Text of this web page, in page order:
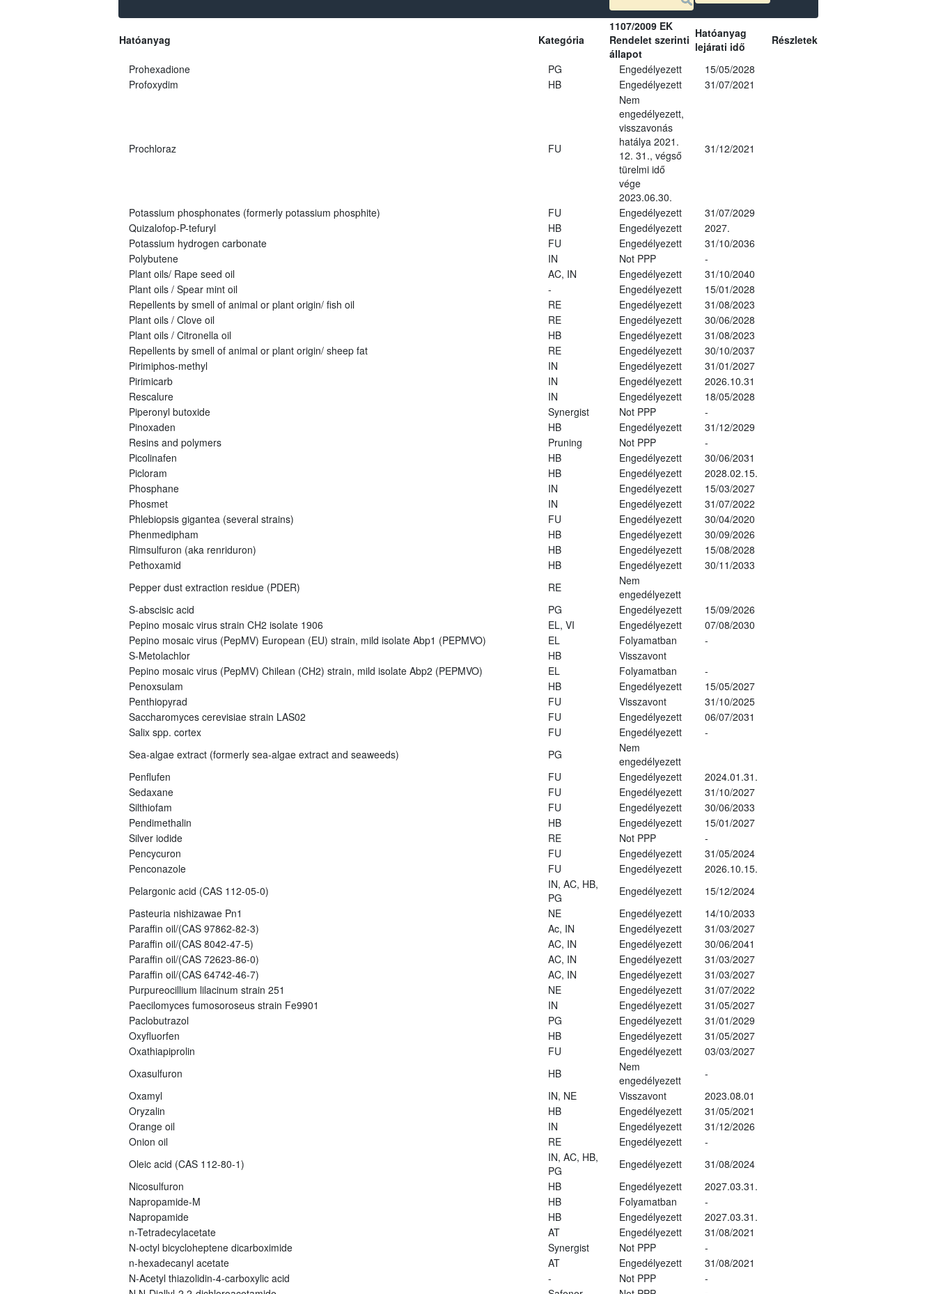
Hatóanyag Kategória
1107/2009 EK
Rendelet szerinti
állapot
Hatóanyag
lejárati idő
Részletek
Prohexadione PG Engedélyezett
15/05/2028
Profoxydim
HB Engedélyezett 31/07/2021
Prochloraz FU
Nem
engedélyezett,
visszavonás
hatálya 2021.
12. 31., végső
türelmi idő
vége
2023.06.30.
31/12/2021
Potassium phosphonates (formerly potassium phosphite) FU Engedélyezett
31/07/2029
Quizalofop-P-tefuryl
HB Engedélyezett
2027.
Potassium hydrogen carbonate
FU Engedélyezett
31/10/2036
Polybutene
IN Not PPP
-
Plant oils/ Rape seed oil
AC, IN Engedélyezett
31/10/2040
Plant oils / Spear mint oil
- Engedélyezett
15/01/2028
Repellents by smell of animal or plant origin/ fish oil
RE Engedélyezett
31/08/2023
Plant oils / Clove oil
RE Engedélyezett
30/06/2028
Plant oils / Citronella oil
HB Engedélyezett
31/08/2023
Repellents by smell of animal or plant origin/ sheep fat
RE Engedélyezett
30/10/2037
Pirimiphos-methyl
IN Engedélyezett
31/01/2027
Pirimicarb
IN Engedélyezett
2026.10.31
Rescalure
IN Engedélyezett
18/05/2028
Piperonyl butoxide
Synergist Not PPP
-
Pinoxaden
HB Engedélyezett
31/12/2029
Resins and polymers
Pruning Not PPP
-
Picolinafen
HB Engedélyezett
30/06/2031
Picloram
HB Engedélyezett
2028.02.15.
Phosphane
IN Engedélyezett
15/03/2027
Phosmet
IN Engedélyezett
31/07/2022
Phlebiopsis gigantea (several strains)
FU Engedélyezett
30/04/2020
Phenmedipham
HB Engedélyezett
30/09/2026
Rimsulfuron (aka renriduron)
HB Engedélyezett
15/08/2028
Pethoxamid
HB Engedélyezett
30/11/2033
Pepper dust extraction residue (PDER)
RE
Nem
engedélyezett
S-abscisic acid
PG Engedélyezett
15/09/2026
Pepino mosaic virus strain CH2 isolate 1906
EL, VI Engedélyezett
07/08/2030
Pepino mosaic virus (PepMV) European (EU) strain, mild isolate Abp1 (PEPMVO)
EL Folyamatban
-
S-Metolachlor
HB
Visszavont
Pepino mosaic virus (PepMV) Chilean (CH2) strain, mild isolate Abp2 (PEPMVO)
EL Folyamatban
-
Penoxsulam
HB Engedélyezett
15/05/2027
Penthiopyrad
FU Visszavont
31/10/2025
Saccharomyces cerevisiae strain LAS02
FU Engedélyezett
06/07/2031
Salix spp. cortex
FU Engedélyezett
-
Sea-algae extract (formerly sea-algae extract and seaweeds)
PG
Nem
engedélyezett
Penflufen
FU Engedélyezett
2024.01.31.
Sedaxane
FU Engedélyezett
31/10/2027
Silthiofam
FU Engedélyezett
30/06/2033
Pendimethalin
HB Engedélyezett
15/01/2027
Silver iodide
RE Not PPP
-
Pencycuron
FU Engedélyezett
31/05/2024
Penconazole
FU Engedélyezett
2026.10.15.
Pelargonic acid (CAS 112-05-0)
IN, AC, HB,
PG
Engedélyezett
15/12/2024
Pasteuria nishizawae Pn1
NE Engedélyezett
14/10/2033
Paraffin oil/(CAS 97862-82-3)
Ac, IN Engedélyezett
31/03/2027
Paraffin oil/(CAS 8042-47-5)
AC, IN Engedélyezett
30/06/2041
Paraffin oil/(CAS 72623-86-0)
AC, IN Engedélyezett
31/03/2027
Paraffin oil/(CAS 64742-46-7)
AC, IN Engedélyezett
31/03/2027
Purpureocillium lilacinum strain 251
NE Engedélyezett
31/07/2022
Paecilomyces fumosoroseus strain Fe9901
IN Engedélyezett
31/05/2027
Paclobutrazol
PG Engedélyezett
31/01/2029
Oxyfluorfen
HB Engedélyezett
31/05/2027
Oxathiapiprolin
FU Engedélyezett
03/03/2027
Oxasulfuron
HB
Nem
engedélyezett
-
Oxamyl
IN, NE Visszavont
2023.08.01
Oryzalin
HB Engedélyezett
31/05/2021
Orange oil
IN Engedélyezett
31/12/2026
Onion oil
RE Engedélyezett
-
Oleic acid (CAS 112-80-1)
IN, AC, HB,
PG
Engedélyezett
31/08/2024
Nicosulfuron
HB Engedélyezett
2027.03.31.
Napropamide-M
HB Folyamatban
-
Napropamide
HB Engedélyezett
2027.03.31.
n-Tetradecylacetate
AT Engedélyezett
31/08/2021
N-octyl bicycloheptene dicarboximide
Synergist Not PPP
-
n-hexadecanyl acetate
AT Engedélyezett
31/08/2021
N-Acetyl thiazolidin-4-carboxylic acid
- Not PPP
-